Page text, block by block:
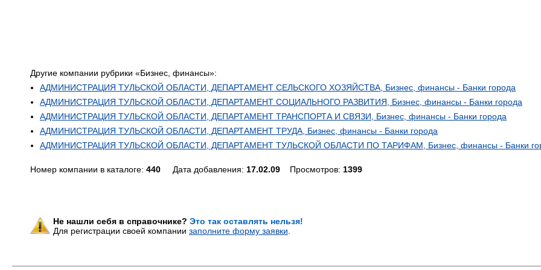
Другие компании рубрики «Бизнес, финансы»:
АДМИНИСТРАЦИЯ ТУЛЬСКОЙ ОБЛАСТИ, ДЕПАРТАМЕНТ СЕЛЬСКОГО ХОЗЯЙСТВА, Бизнес, финансы - Банки города
АДМИНИСТРАЦИЯ ТУЛЬСКОЙ ОБЛАСТИ, ДЕПАРТАМЕНТ СОЦИАЛЬНОГО РАЗВИТИЯ, Бизнес, финансы - Банки города
АДМИНИСТРАЦИЯ ТУЛЬСКОЙ ОБЛАСТИ, ДЕПАРТАМЕНТ ТРАНСПОРТА И СВЯЗИ, Бизнес, финансы - Банки города
АДМИНИСТРАЦИЯ ТУЛЬСКОЙ ОБЛАСТИ, ДЕПАРТАМЕНТ ТРУДА, Бизнес, финансы - Банки города
АДМИНИСТРАЦИЯ ТУЛЬСКОЙ ОБЛАСТИ, ДЕПАРТАМЕНТ ТУЛЬСКОЙ ОБЛАСТИ ПО ТАРИФАМ, Бизнес, финансы - Банки
Номер компании в каталоге: 440 Дата добавления: 17.02.09 Просмотров: 1399
Не нашли себя в справочнике? Это так оставлять нельзя!
Для регистрации своей компании заполните форму заявки